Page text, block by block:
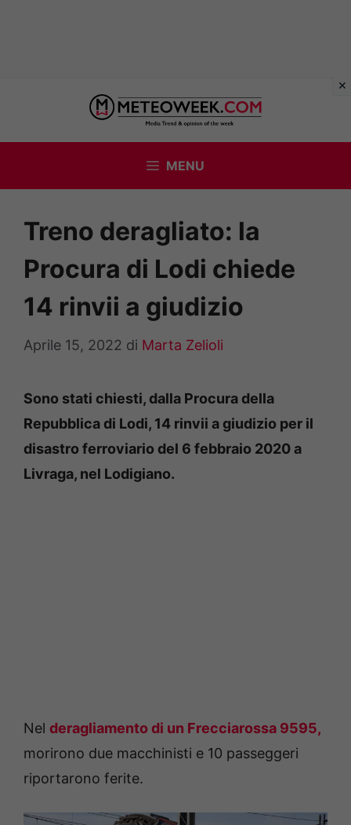
contenuto
MENU
Treno deragliato: la
Procura di Lodi chiede
14 rinvii a giudizio
Aprile 15, 2022 di Marta Zelioli
Sono stati chiesti, dalla Procura della
Repubblica di Lodi, 14 rinvii a giudizio per il
disastro ferroviario del 6 febbraio 2020 a
Livraga, nel Lodigiano.
Nel deragliamento di un Frecciarossa 9595,
morirono due macchinisti e 10 passeggeri
riportarono ferite.